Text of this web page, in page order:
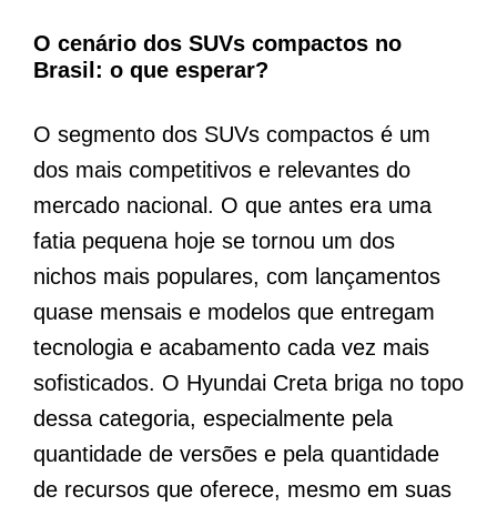
O cenário dos SUVs compactos no
Brasil: o que esperar?
O segmento dos SUVs compactos é um
dos mais competitivos e relevantes do
mercado nacional. O que antes era uma
fatia pequena hoje se tornou um dos
nichos mais populares, com lançamentos
quase mensais e modelos que entregam
tecnologia e acabamento cada vez mais
sofisticados. O Hyundai Creta briga no topo
dessa categoria, especialmente pela
quantidade de versões e pela quantidade
de recursos que oferece, mesmo em suas